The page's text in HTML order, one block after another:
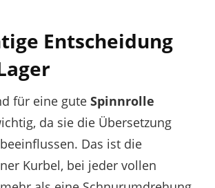
Entscheidung
für eine gute Spinnrolle
da sie die Übersetzung
Das ist die
Kurbel, bei jeder vollen